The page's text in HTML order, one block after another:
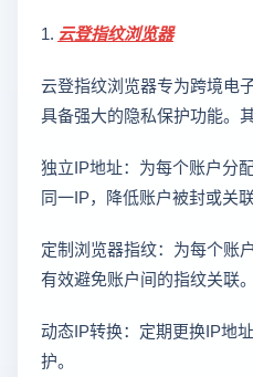
1. 云登指纹浏览器
云登指纹浏览器专为跨境电
具备强大的隐私保护功能。
独立IP地址：为每个账户分
同一IP，降低账户被封或关联
定制浏览器指纹：为每个账
有效避免账户间的指纹关联。
动态IP转换：定期更换IP地
护。